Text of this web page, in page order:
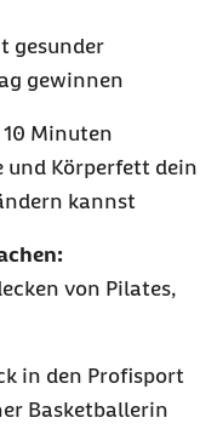
gesunder
gewinnen
10 Minuten
und Körperfett dein
kannst
von Pilates,
in den Profisport
Basketballerin